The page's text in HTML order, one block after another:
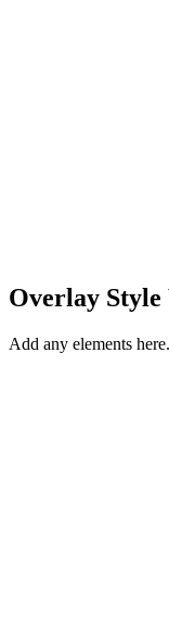
Overlay
Add any elements